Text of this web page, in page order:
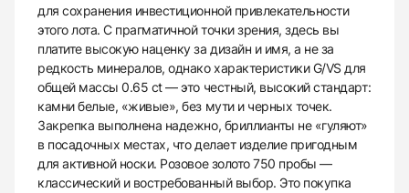
для сохранения инвестиционной привлекательности
этого лота. С прагматичной точки зрения, здесь вы
платите высокую наценку за дизайн и имя, а не за
редкость минералов, однако характеристики G/VS для
общей массы 0.65 ct — это честный, высокий стандарт:
камни белые, «живые», без мути и черных точек.
Закрепка выполнена надежно, бриллианты не «гуляют»
в посадочных местах, что делает изделие пригодным
для активной носки. Розовое золото 750 пробы —
классический и востребованный выбор. Это покупка